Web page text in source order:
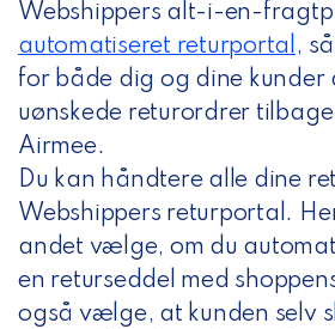
Webshippers alt-i-en-
automatiseret returportal,
for både dig og dine kunder
uønskede returordrer
Airmee.
Du kan håndtere alle dine
Webshippers returportal.
andet vælge, om du
en returseddel med
også vælge, at kunden selv